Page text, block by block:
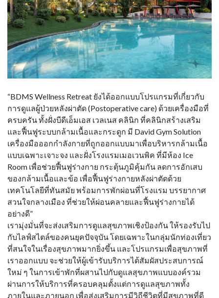
“BDMS Wellness Retreat ยังได้ออกแบบโปรแกรมที่เกี่ยวกับ
การดูแลผู้ป่วยหลังผ่าตัด (Postoperative care) ด้วยเครื่องมือที่
ครบครัน ทั้งฝั่งบีดีเอ็มเอส เวลเนส คลินิก ที่คลินิกสร้างเสริม
และฟื้นฟูระบบกล้ามเนื้อและกระดูก มี David Gym Solution
เครื่องมือออกกำลังกายที่ถูกออกแบบมาเพื่อบริหารกล้ามเนื้อ
แบบเฉพาะเจาะจง และฝั่งโรงแรมเมอเวนพิค ที่มีห้อง Ice
Room เพื่อช่วยฟื้นฟูร่างกาย กระตุ้นภูมิคุ้มกัน ลดการอักเสบ
ของกล้ามเนื้อและข้อ เพื่อฟื้นฟูร่างกายหลังผ่าตัดด้วย
เทคโนโลยีที่ทันสมัย พร้อมการพักผ่อนที่โรงแรม บรรยากาศ
สวนใจกลางเมือง ที่ช่วยให้ผ่อนคลายและฟื้นฟูร่างกายได้
อย่างดี”
เรามุ่งมั่นที่จะส่งเสริมการดูแลสุขภาพเชิงป้องกัน ให้รองรับไป
กับไลฟ์สไตล์ของคนยุคปัจจุบัน โดยเฉพาะในกลุ่มนักท่องเที่ยว
ที่สนใจในเรื่องสุขภาพมากยิ่งขึ้น และโปรแกรมเพื่อสุขภาพที่
เราออกแบบ จะช่วยให้ผู้เข้ารับบริการได้สัมผัสประสบการณ์
ใหม่ ๆ ในการเข้าพักที่ผสานไปกับดูแลสุขภาพแบบองค์รวม
ผ่านการให้บริการที่ครอบคลุมตั้งแต่การดูแลสุขภาพทั้ง
ภายในและภายนอก เพื่อส่งเสริมการมีวิถีชีวิตที่มีสุขภาพที่ดี